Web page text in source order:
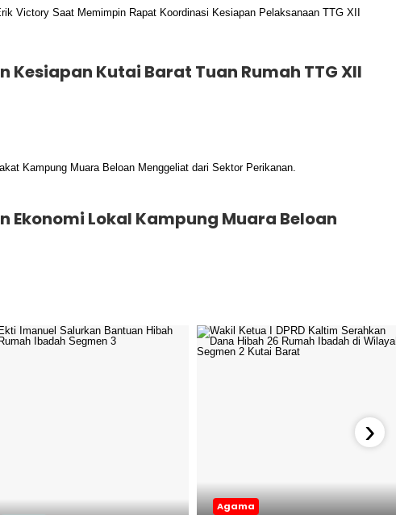
Kesiapan Kutai Barat Tuan Rumah TTG XII
Ekonomi Lokal Kampung Muara Beloan
Agama
›